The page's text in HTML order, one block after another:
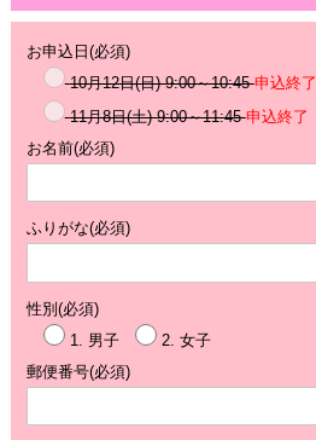
お申込日(必須)
10月12日(日) 9:00～10:45 申込終了
11月8日(土) 9:00～11:45 申込終了
お名前(必須)
ふりがな(必須)
性別(必須)
1. 男子
2. 女子
郵便番号(必須)